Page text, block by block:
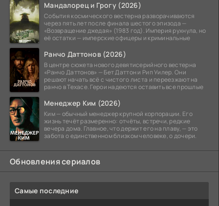
Мандалорец и Грогу (2026)
События космического вестерна разворачиваются
через пять лет после финала шестого эпизода —
«Возвращение джедая» (1983 год). Империя рухнула, но
её остатки — имперские офицеры и криминальные
Ранчо Даттонов (2026)
В центре сюжета нового девятисерийного вестерна
«Ранчо Даттонов» — Бет Даттон и Рип Уилер. Они
решают начать всё с чистого листа и переезжают на
ранчо в Техасе. Герои надеются оставить все прошлые
Менеджер Ким (2026)
Ким — обычный менеджер крупной корпорации. Его
жизнь течёт размеренно: отчёты, встречи, редкие
вечера дома. Главное, что держит его на плаву, — это
забота о единственном близком человеке, о дочери.
Обновления сериалов
Самые последние